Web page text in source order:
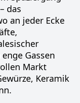
das
an jeder Ecke
Gassen
Markt
Keramik